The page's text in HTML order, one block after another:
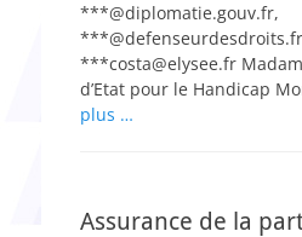
***@diplomatie.gouv.fr,
***costa@elysee.fr
d’Etat pour le Handicap
plus …
Assurance de la